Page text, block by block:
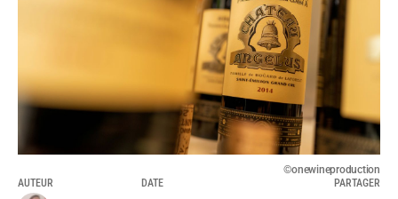
©onewineproduction
AUTEUR
DATE PARTAGER